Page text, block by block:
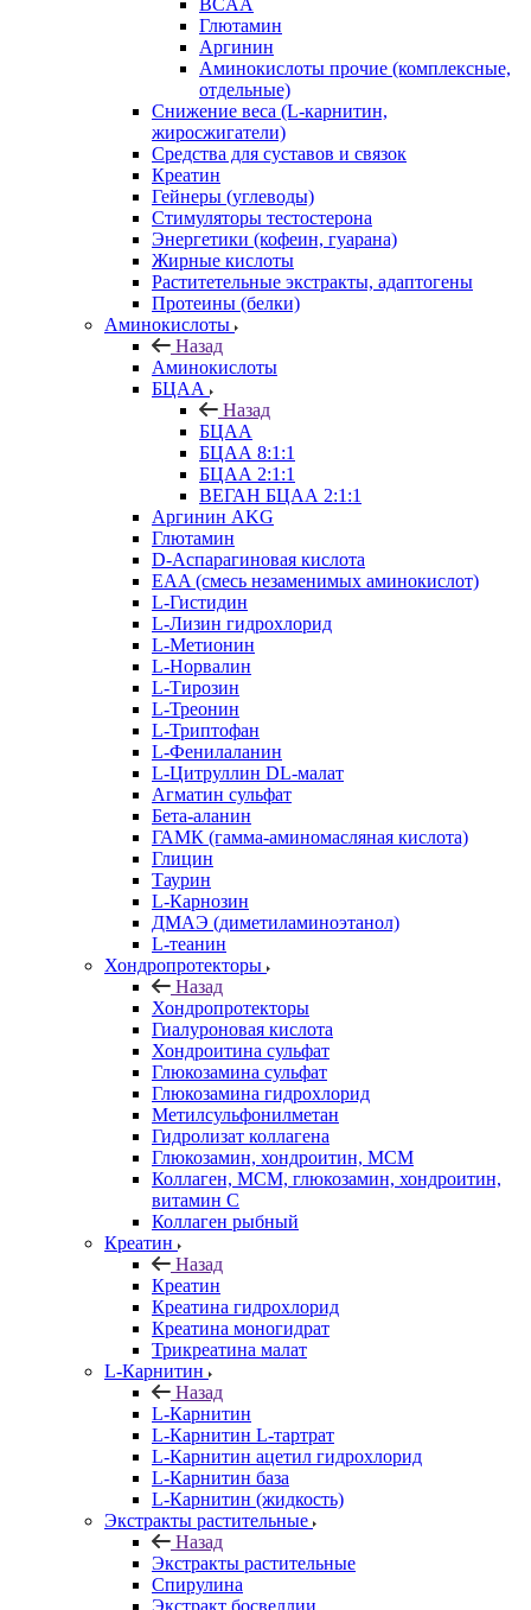
BCAA
Глютамин
Аргинин
Аминокислоты прочие (комплексные,
отдельные)
Снижение веса (L-карнитин,
жиросжигатели)
Средства для суставов и связок
Креатин
Гейнеры (углеводы)
Стимуляторы тестостерона
Энергетики (кофеин, гуарана)
Жирные кислоты
Раститетельные экстракты, адаптогены
Протеины (белки)
Аминокислоты
Назад
Аминокислоты
БЦАА
Назад
БЦАА
БЦАА 8:1:1
БЦАА 2:1:1
ВЕГАН БЦАА 2:1:1
Аргинин AKG
Глютамин
D-Аспарагиновая кислота
EAA (смесь незаменимых аминокислот)
L-Гистидин
L-Лизин гидрохлорид
L-Метионин
L-Норвалин
L-Тирозин
L-Треонин
L-Триптофан
L-Фенилаланин
L-Цитруллин DL-малат
Агматин cульфат
Бета-аланин
ГАМК (гамма-аминомасляная кислота)
Глицин
Таурин
L-Карнозин
ДМАЭ (диметиламиноэтанол)
L-теанин
Хондропротекторы
Назад
Хондропротекторы
Гиалуроновая кислота
Хондроитина сульфат
Глюкозамина сульфат
Глюкозамина гидрохлорид
Метилсульфонилметан
Гидролизат коллагена
Глюкозамин, хондроитин, МСМ
Коллаген, МСМ, глюкозамин, хондроитин,
витамин С
Коллаген рыбный
Креатин
Назад
Креатин
Креатина гидрохлорид
Креатина моногидрат
Трикреатина малат
L-Карнитин
Назад
L-Карнитин
L-Карнитин L-тартрат
L-Карнитин ацетил гидрохлорид
L-Карнитин база
L-Карнитин (жидкость)
Экстракты растительные
Назад
Экстракты растительные
Спирулина